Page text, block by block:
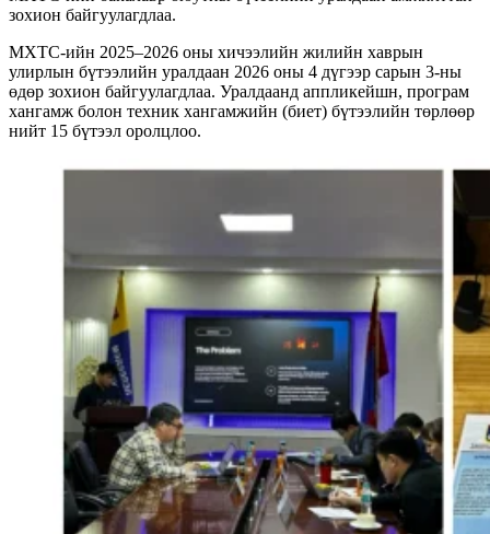
зохион байгуулагдлаа.
МХТС-ийн 2025–2026 оны хичээлийн жилийн хаврын
улирлын бүтээлийн уралдаан 2026 оны 4 дүгээр сарын 3-ны
өдөр зохион байгуулагдлаа. Уралдаанд аппликейшн, програм
хангамж болон техник хангамжийн (биет) бүтээлийн төрлөөр
нийт 15 бүтээл оролцлоо.